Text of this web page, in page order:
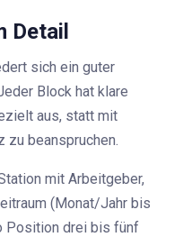
Detail
sich ein guter
Block hat klare
aus, statt mit
zu beanspruchen.
mit Arbeitgeber,
(Monat/Jahr bis
Position drei bis fünf